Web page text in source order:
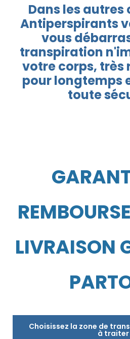
Dans les autres
Antiperspirants
vous
transpiration
votre corps, très
pour longtemps
toute
LIVRAISON
Choisissez la zone de
à traiter